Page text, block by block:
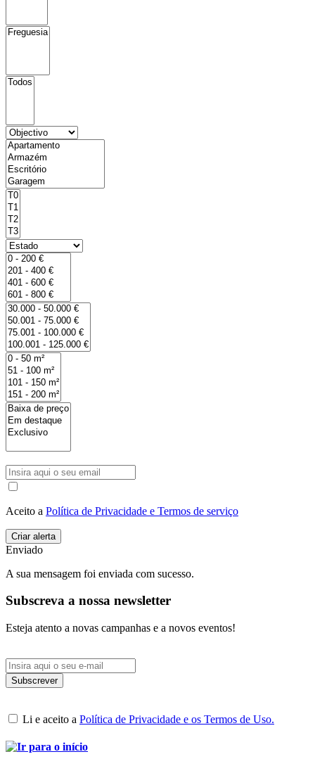
Aceito a Política de Privacidade e Termos de serviço
Enviado
A sua mensagem foi enviada com sucesso.
Subscreva a nossa newsletter
Esteja atento a novas campanhas e a novos eventos!
Li e aceito a Política de Privacidade e os Termos de Uso.